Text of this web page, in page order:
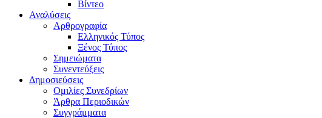
Βίντεο
Αναλύσεις
Αρθρογραφία
Ελληνικός Τύπος
Ξένος Τύπος
Σημειώματα
Συνεντεύξεις
Δημοσιεύσεις
Ομιλίες Συνεδρίων
Άρθρα Περιοδικών
Συγγράμματα